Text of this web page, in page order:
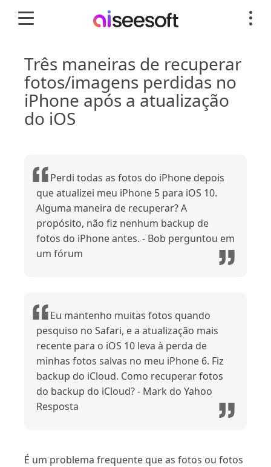
Três maneiras de recuperar
fotos/imagens perdidas no
iPhone após a atualização
do iOS
Perdi todas as fotos do iPhone depois
que atualizei meu iPhone 5 para iOS 10.
Alguma maneira de recuperar? A
propósito, não fiz nenhum backup de
fotos do iPhone antes. - Bob perguntou em
um fórum
Eu mantenho muitas fotos quando
pesquiso no Safari, e a atualização mais
recente para o iOS 10 leva à perda de
minhas fotos salvas no meu iPhone 6. Fiz
backup do iCloud. Como recuperar fotos
do backup do iCloud? - Mark do Yahoo
Resposta
É um problema frequente que as fotos ou fotos